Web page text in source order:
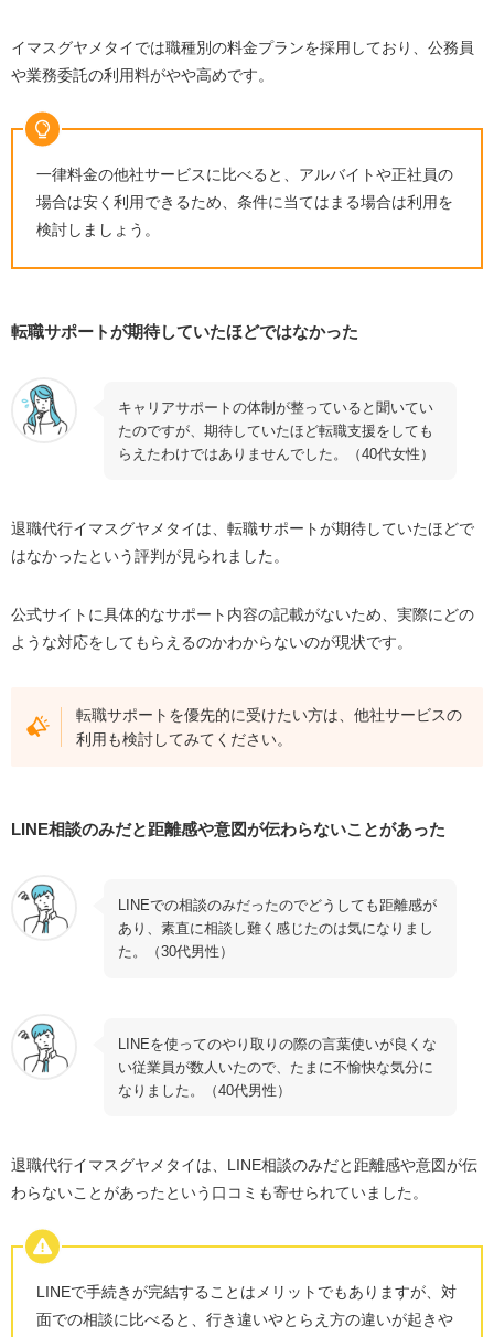
イマスグヤメタイでは職種別の料金プランを採用しており、公務員
や業務委託の利用料がやや高めです。
一律料金の他社サービスに比べると、アルバイトや正社員の
場合は安く利用できるため、条件に当てはまる場合は利用を
検討しましょう。
転職サポートが期待していたほどではなかった
キャリアサポートの体制が整っていると聞いてい
たのですが、期待していたほど転職支援をしても
らえたわけではありませんでした。（40代女性）
退職代行イマスグヤメタイは、転職サポートが期待していたほどで
はなかったという評判が見られました。
公式サイトに具体的なサポート内容の記載がないため、実際にどの
ような対応をしてもらえるのかわからないのが現状です。
転職サポートを優先的に受けたい方は、他社サービスの
利用も検討してみてください。
LINE相談のみだと距離感や意図が伝わらないことがあった
LINEでの相談のみだったのでどうしても距離感が
あり、素直に相談し難く感じたのは気になりまし
た。（30代男性）
LINEを使ってのやり取りの際の言葉使いが良くな
い従業員が数人いたので、たまに不愉快な気分に
なりました。（40代男性）
退職代行イマスグヤメタイは、LINE相談のみだと距離感や意図が伝
わらないことがあったという口コミも寄せられていました。
LINEで手続きが完結することはメリットでもありますが、対
面での相談に比べると、行き違いやとらえ方の違いが起きや